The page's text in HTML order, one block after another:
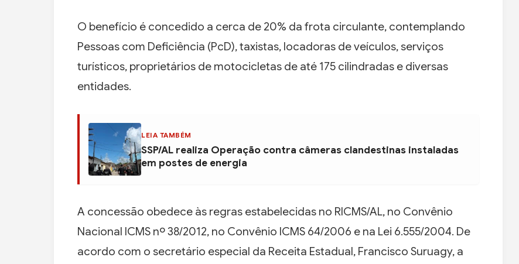
O benefício é concedido a cerca de 20% da frota circulante, contemplando
Pessoas com Deficiência (PcD), taxistas, locadoras de veículos, serviços
turísticos, proprietários de motocicletas de até 175 cilindradas e diversas
entidades.
LEIA TAMBÉM
SSP/AL realiza Operação contra câmeras clandestinas instaladas
em postes de energia
A concessão obedece às regras estabelecidas no RICMS/AL, no Convênio
Nacional ICMS nº 38/2012, no Convênio ICMS 64/2006 e na Lei 6.555/2004. De
acordo com o secretário especial da Receita Estadual, Francisco Suruagy, a